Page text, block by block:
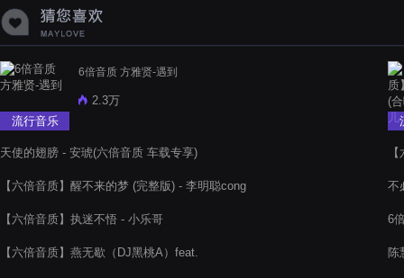
流行音乐
6倍音质 方雅贤-遇到
2.3万
天使的翅膀 - 安琥(六倍音质 车载专享)
【六倍音质】醒不来的梦 (完整版) - 李明聪cong
【六倍音质】执迷不悟 - 小乐哥
【六倍音质】燕无歇（DJ黑桃A）feat.
不
6
陈